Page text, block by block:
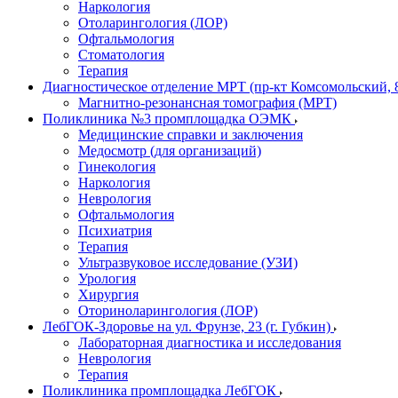
Наркология
Отоларингология (ЛОР)
Офтальмология
Стоматология
Терапия
Диагностическое отделение МРТ (пр-кт Комсомольский,
Магнитно-резонансная томография (МРТ)
Поликлиника №3 промплощадка ОЭМК
Медицинские справки и заключения
Медосмотр (для организаций)
Гинекология
Наркология
Неврология
Офтальмология
Психиатрия
Терапия
Ультразвуковое исследование (УЗИ)
Урология
Хирургия
Оториноларингология (ЛОР)
ЛебГОК-Здоровье на ул. Фрунзе, 23 (г. Губкин)
Лабораторная диагностика и исследования
Неврология
Терапия
Поликлиника промплощадка ЛебГОК